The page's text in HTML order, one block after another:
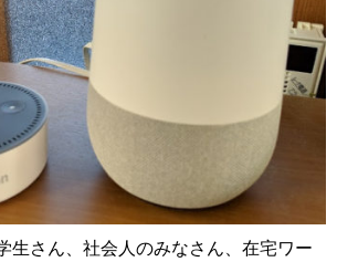
生さん、社会人のみなさん、在宅ワー